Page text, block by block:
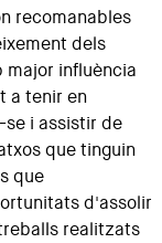
recomanables
dels
influència
a tenir en
i assistir de
que tinguin
que
d'assolir
realitzats